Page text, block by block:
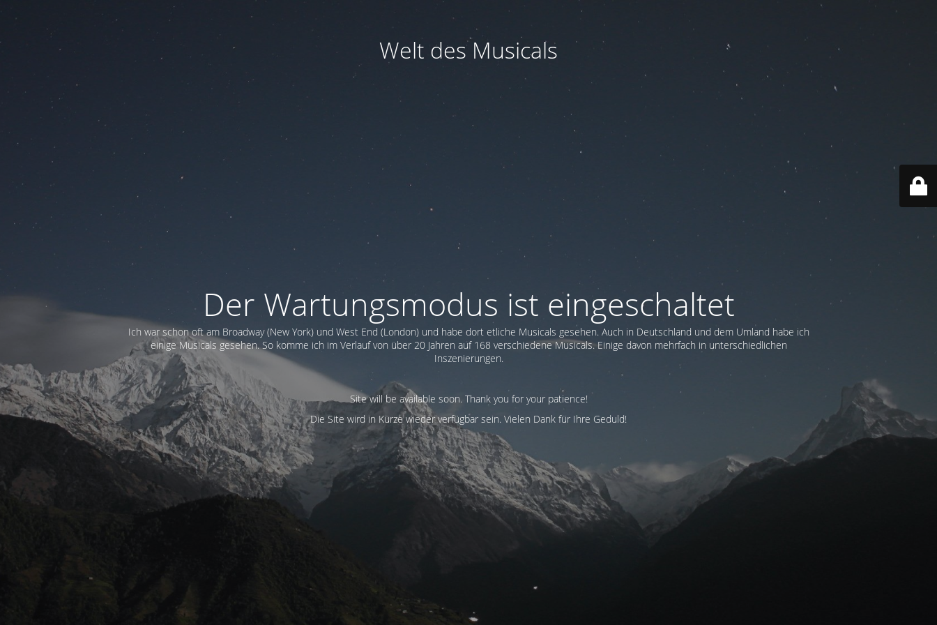
Welt des Musicals
Der Wartungsmodus ist eingeschaltet
Ich war schon oft am Broadway (New York) und West End (London) und habe dort etliche Musicals gesehen. Auch in Deutschland und dem Umland habe ich
einige Musicals gesehen. So komme ich im Verlauf von über 20 Jahren auf 168 verschiedene Musicals. Einige davon mehrfach in unterschiedlichen
Inszenierungen.
Site will be available soon. Thank you for your patience!
Die Site wird in Kürze wieder verfügbar sein. Vielen Dank für Ihre Geduld!